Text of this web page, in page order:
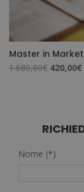
Master in
1.680,00€ Il
420,00€
Nome (*)